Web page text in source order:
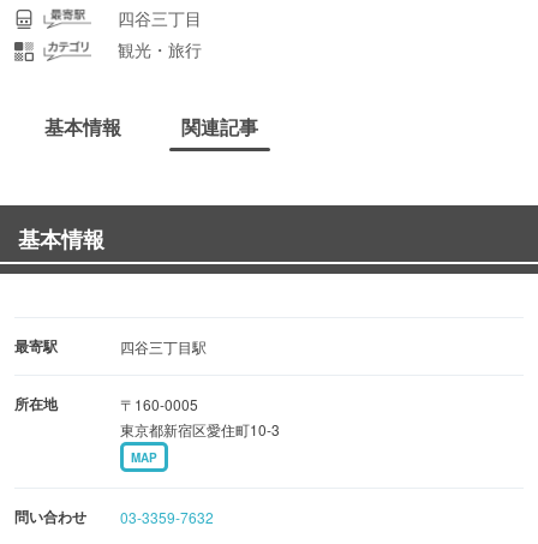
四谷三丁目
観光・旅行
基本情報 関連記事
基本情報
最寄駅 四谷三丁目駅
所在地
〒160-0005
東京都新宿区愛住町10-3
MAP
問い合わせ 03-3359-7632